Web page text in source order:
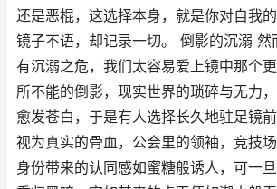
还是恶棍，这选择本身，就是你对自我的
镜子不语，却记录一切。 倒影的沉溺 然
有沉溺之危，我们太容易爱上镜中那个
所不能的倒影，现实世界的琐碎与无力
愈发苍白，于是有人选择长久地驻足镜
视为真实的骨血，公会里的领袖，竞技
身份带来的认同感如蜜糖般诱人，可一